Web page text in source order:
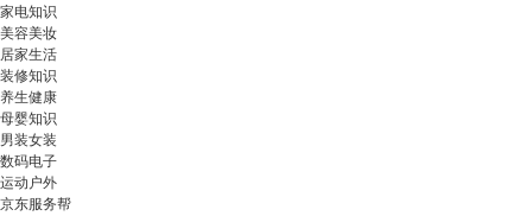
家电知识
美容美妆
居家生活
装修知识
养生健康
母婴知识
男装女装
数码电子
运动户外
京东服务帮